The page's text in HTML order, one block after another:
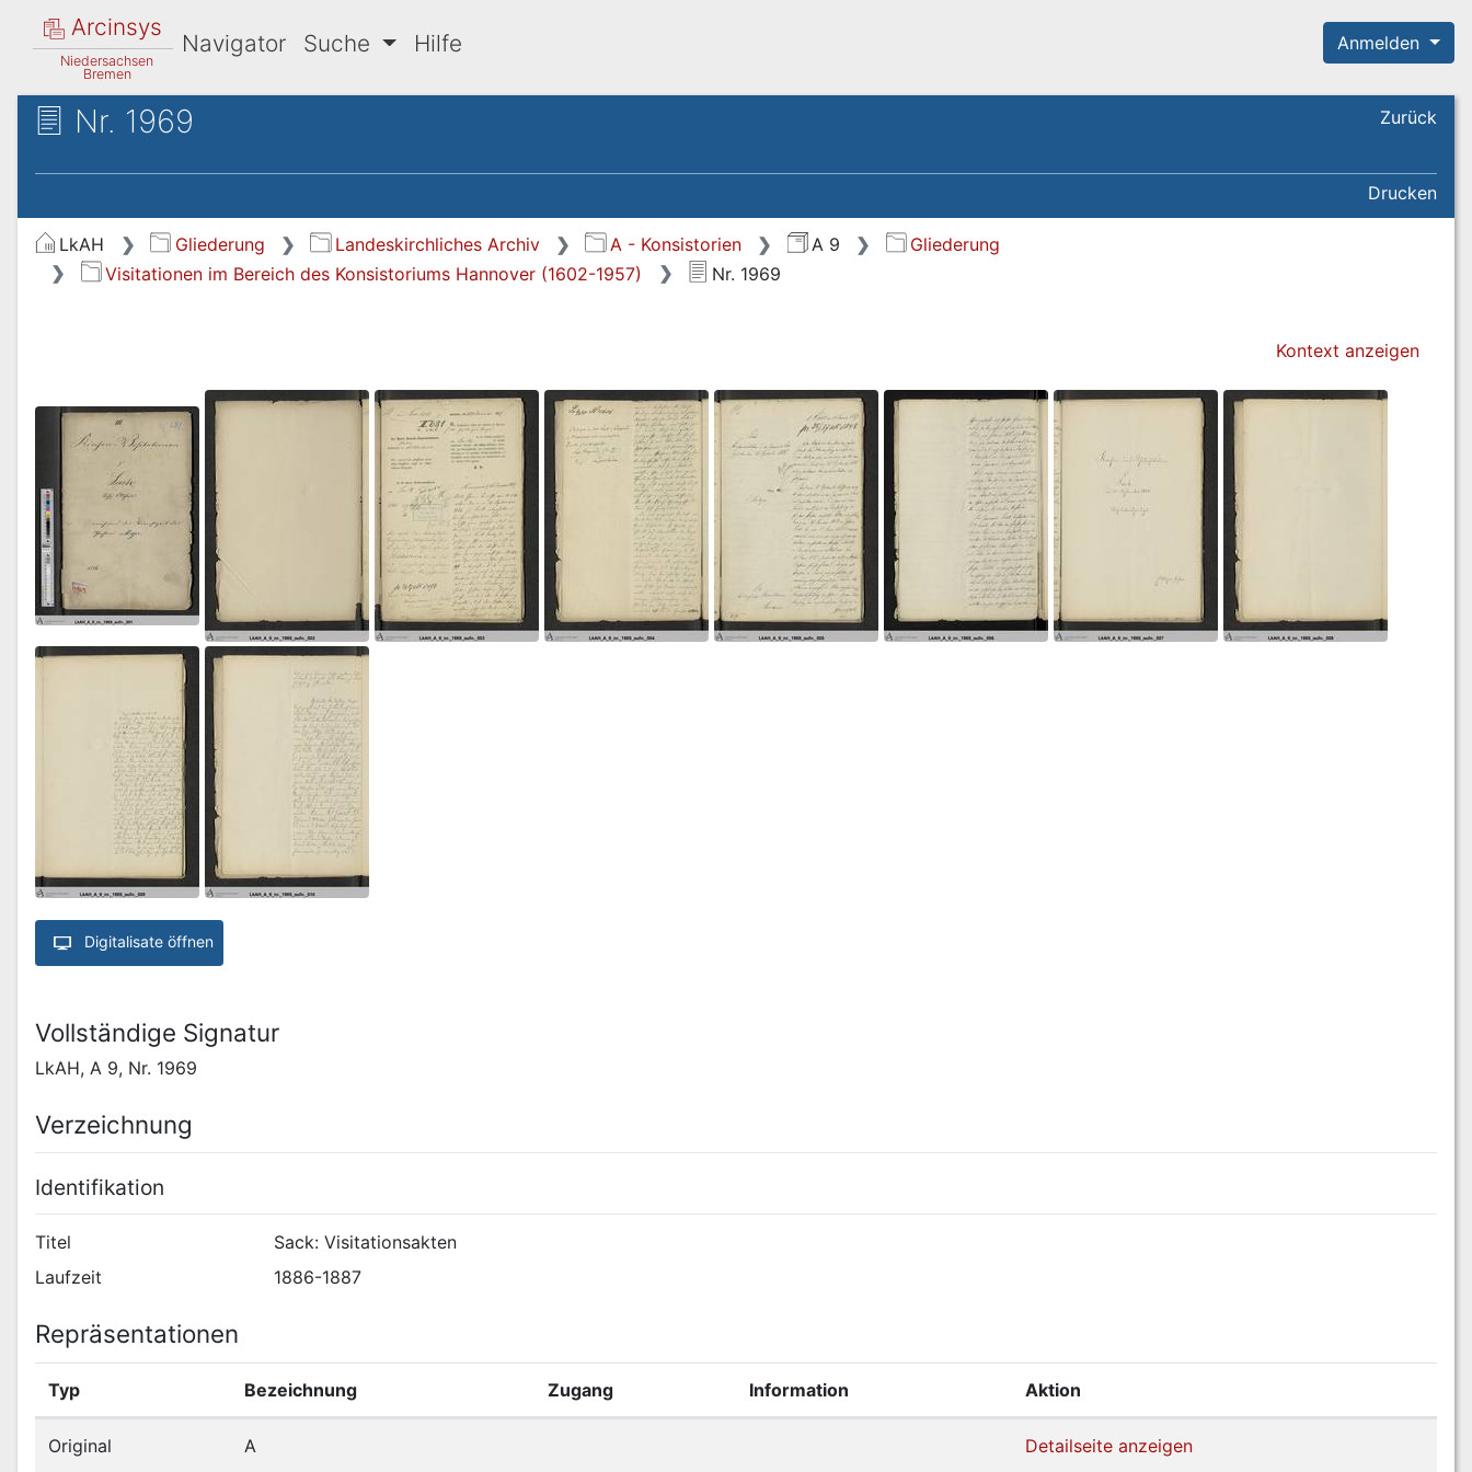
Arcinsys
Niedersachsen
Bremen
Navigator Suche Hilfe Anmelden
Nr. 1969 Zurück
Drucken
LkAH Gliederung Landeskirchliches Archiv A - Konsistorien A 9
Gliederung
Visitationen im Bereich des Konsistoriums Hannover (1602-1957)
Nr. 1969
Kontext anzeigen
Digitalisate öffnen
Vollständige Signatur
LkAH, A 9, Nr. 1969
Verzeichnung
Identifikation
Titel
Sack: Visitationsakten
Laufzeit
1886-1887
Repräsentationen
Typ Bezeichnung Zugang Information Aktion
Original A Detailseite anzeigen